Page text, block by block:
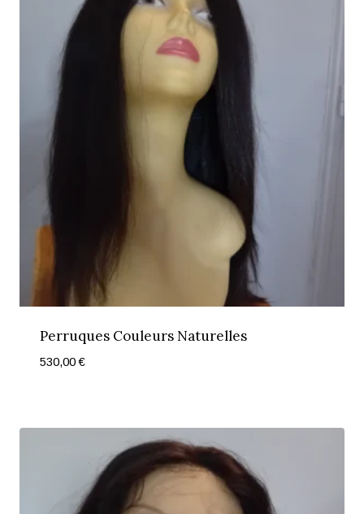
Perruques Couleurs Naturelles
530,00€